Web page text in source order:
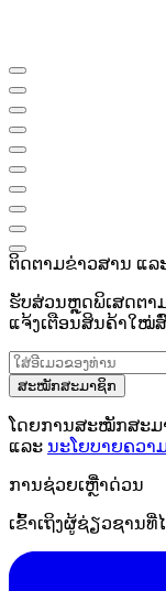
ຕິດຕາມຂ່າວສານ ແລ
ຮັບສ່ວນຫຼຸດພິເສດຕາ
ແຈ້ງເຕືອນສິນຄ້າໃໝ່
ສະໝັກສະມາຊິກ
ໂດຍການສະໝັກສະມ
ແລະ ນະໂຍບາຍຄວາ
ການຊ່ວຍເຫຼືໍາດ່ວນ
ເຂົ້າເຖິງຜູ້ຊ່ຽວຊານ